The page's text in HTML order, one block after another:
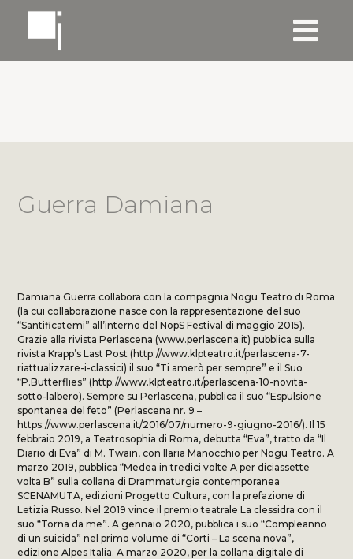
Guerra Damiana
Damiana Guerra collabora con la compagnia Nogu Teatro di Roma
(la cui collaborazione nasce con la rappresentazione del suo
“Santificatemi” all’interno del NopS Festival di maggio 2015).
Grazie alla rivista Perlascena (www.perlascena.it) pubblica sulla
rivista Krapp’s Last Post (http://www.klpteatro.it/perlascena-7-
riattualizzare-i-classici) il suo “Ti amerò per sempre” e il Suo
“P.Butterflies” (http://www.klpteatro.it/perlascena-10-novita-
sotto-lalbero). Sempre su Perlascena, pubblica il suo “Espulsione
spontanea del feto” (Perlascena nr. 9 –
https://www.perlascena.it/2016/07/numero-9-giugno-2016/). Il 15
febbraio 2019, a Teatrosophia di Roma, debutta “Eva”, tratto da “Il
Diario di Eva” di M. Twain, con Ilaria Manocchio per Nogu Teatro. A
marzo 2019, pubblica “Medea in tredici volte A per diciassette
volta B” sulla collana di Drammaturgia contemporanea
SCENAMUTA, edizioni Progetto Cultura, con la prefazione di
Letizia Russo. Nel 2019 vince il premio teatrale La clessidra con il
suo “Torna da me”. A gennaio 2020, pubblica i suo “Compleanno
di un suicida” nel primo volume di “Corti – La scena nova”,
edizione Alpes Italia. A marzo 2020, per la collana digitale di